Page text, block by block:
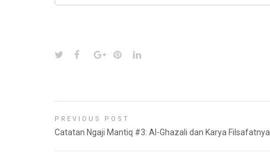
PREVIOUS POST
Catatan Ngaji Mantiq #3: Al-Ghazali dan Karya Filsafatnya